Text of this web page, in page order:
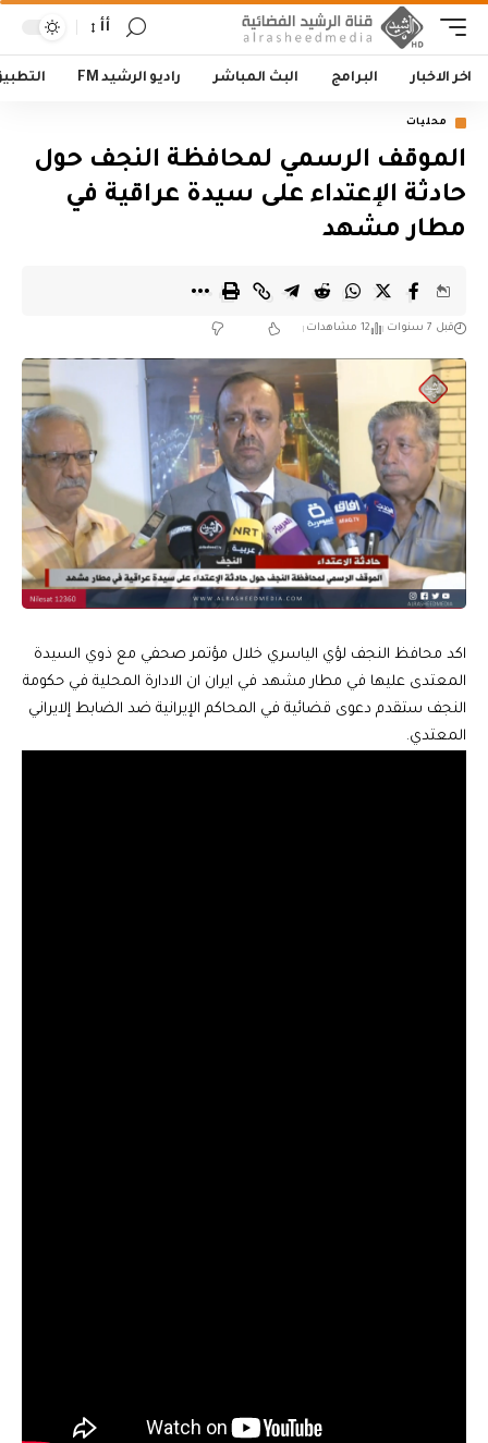
أأ
اخر الاخبار البرامج البث المباشر راديو الرشيد FM
محليات
الموقف الرسمي لمحافظة النجف حول
حادثة الإعتداء على سيدة عراقية في
مطار مشهد
قبل 7 سنوات 12 مشاهدات
اكد محافظ النجف لؤي الياسري خلال مؤتمر صحفي مع ذوي السيدة
المعتدى عليها في مطار مشهد في ايران ان الادارة المحلية في حكومة
النجف ستقدم دعوى قضائية في المحاكم الإيرانية ضد الضابط إلايراني
المعتدي.